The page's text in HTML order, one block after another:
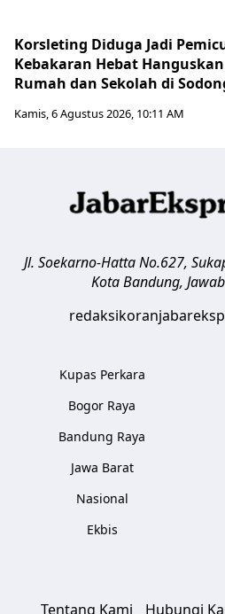
Korsleting Diduga Jadi
Kebakaran Hebat Hanguskan
Rumah dan Sekolah di
Kamis, 6 Agustus 2026, 10:11 AM
Jl. Soekarno-Hatta No.627,
Kota Bandung,
Kupas Perkara
Bogor Raya
Bandung Raya
Jawa Barat
Nasional
Ekbis
Tentang Kami Hubungi